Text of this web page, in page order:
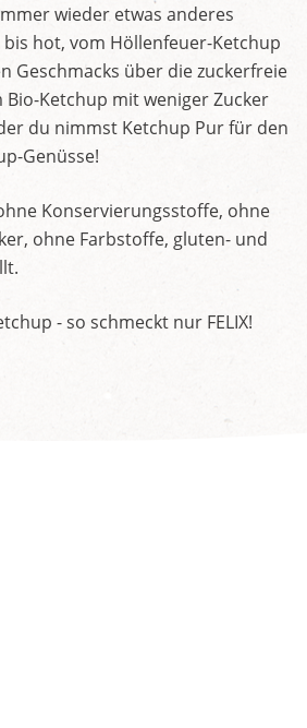
wieder etwas anderes
hot, vom Höllenfeuer-Ketchup
Geschmacks über die zuckerfreie
Ketchup mit weniger Zucker
du nimmst Ketchup Pur für den
Genüsse!
Konservierungsstoffe, ohne
ohne Farbstoffe, gluten- und
- so schmeckt nur FELIX!